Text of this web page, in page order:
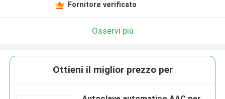
Fornitore verificato
Osservi più
Ottieni il miglior prezzo per